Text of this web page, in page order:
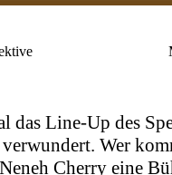
das Line-Up des
Wer
Cherry eine